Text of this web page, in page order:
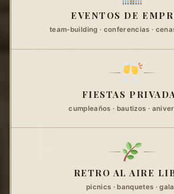
EVENTOS DE
team-building · conferencias ·
FIESTAS
cumpleaños · bautizos ·
RETRO AL AIRE
picnics · banquetes ·